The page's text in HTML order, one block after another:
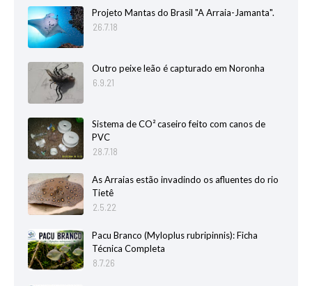
Projeto Mantas do Brasil "A Arraia-Jamanta".
26.7.18
Outro peixe leão é capturado em Noronha
6.9.21
Sistema de CO² caseiro feito com canos de
PVC
28.7.18
As Arraias estão invadindo os afluentes do rio
Tietê
2.5.22
Pacu Branco (Myloplus rubripinnis): Ficha
Técnica Completa
8.7.26